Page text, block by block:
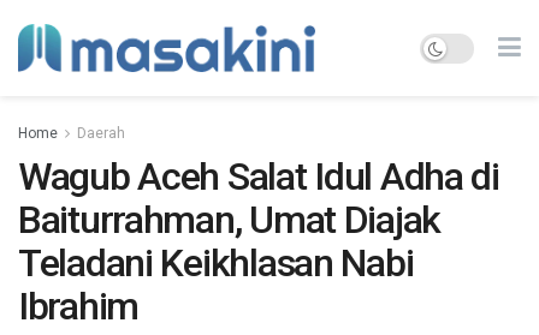
Home Daerah
Wagub Aceh Salat Idul Adha di
Baiturrahman, Umat Diajak
Teladani Keikhlasan Nabi
Ibrahim